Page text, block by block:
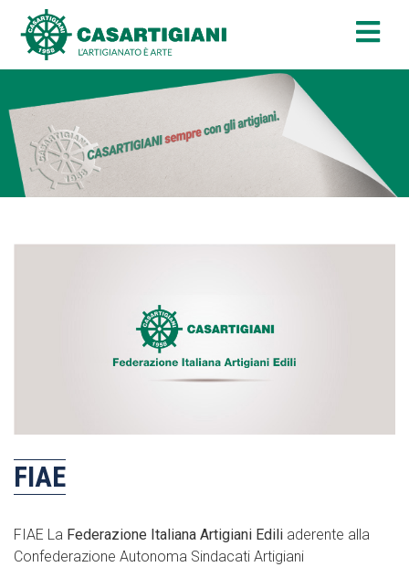
FIAE
FIAE La Federazione Italiana Artigiani Edili aderente alla
Confederazione Autonoma Sindacati Artigiani